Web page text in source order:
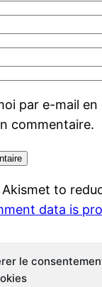
le
par e-mail en
commentaire.
to
data is